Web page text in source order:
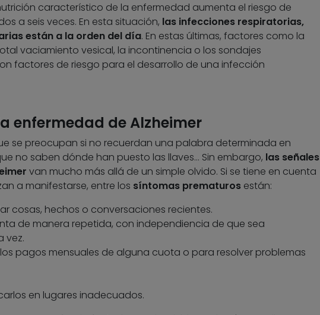
característico de la enfermedad aumenta el riesgo de
a seis veces. En esta situación, las infecciones respiratorias,
están a la orden del día. En estas últimas, factores como la
vaciamiento vesical, la incontinencia o los sondajes
factores de riesgo para el desarrollo de una infección
enfermedad de Alzheimer
se preocupan si no recuerdan una palabra determinada en
no saben dónde han puesto las llaves… Sin embargo, las señales
van mucho más allá de un simple olvido. Si se tiene en cuenta
a manifestarse, entre los síntomas prematurosestán:
cosas, hechos o conversaciones recientes.
de manera repetida, con independiencia de que sea
vez.
pagos mensuales de alguna cuota o para resolver problemas
en lugares inadecuados.